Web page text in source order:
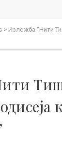
> Изложба “Нити